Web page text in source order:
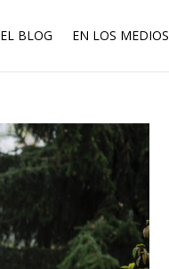
EL BLOG EN LOS MEDIOS